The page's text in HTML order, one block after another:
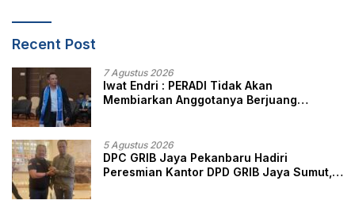
Recent Post
7 Agustus 2026
Iwat Endri : PERADI Tidak Akan
Membiarkan Anggotanya Berjuang
5 Agustus 2026
DPC GRIB Jaya Pekanbaru Hadiri
Peresmian Kantor DPD GRIB Jaya Sumut,